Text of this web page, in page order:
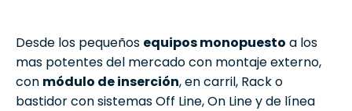
Desde los pequeños equipos monopuesto a los
mas potentes del mercado con montaje externo,
con módulo de inserción, en carril, Rack o
bastidor con sistemas Off Line, On Line y de línea